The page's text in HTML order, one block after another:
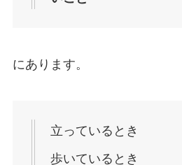
にあります。
立っているとき
歩いているとき